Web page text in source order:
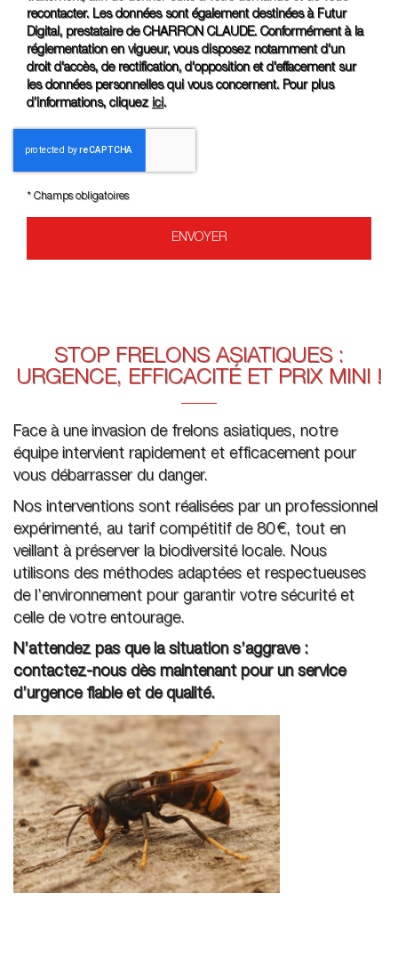
recontacter. Les données sont également destinées à Futur
Digital, prestataire de CHARRON CLAUDE. Conformément à la
réglementation en vigueur, vous disposez notamment d'un
droit d'accès, de rectification, d'opposition et d'effacement sur
les données personnelles qui vous concernent. Pour plus
d’informations, cliquez ici.
*Champs obligatoires
STOP FRELONS ASIATIQUES :
URGENCE, EFFICACITÉ ET PRIX MINI !
Face à une invasion de frelons asiatiques, notre
équipe intervient rapidement et efficacement pour
vous débarrasser du danger.
Nos interventions sont réalisées par un professionnel
expérimenté, au tarif compétitif de 80 €, tout en
veillant à préserver la biodiversité locale. Nous
utilisons des méthodes adaptées et respectueuses
de l’environnement pour garantir votre sécurité et
celle de votre entourage.
N’attendez pas que la situation s’aggrave :
contactez-nous dès maintenant pour un service
d’urgence fiable et de qualité.